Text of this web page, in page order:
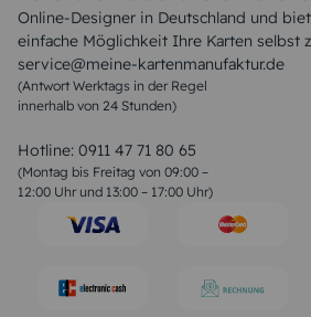
Online-Designer in Deutschland und
einfache Möglichkeit Ihre Karten selbst
service@meine-kartenmanufaktur.de
(Antwort Werktags in der Regel
innerhalb von 24 Stunden)
Hotline: 0911 47 71 80 65
(Montag bis Freitag von 09:00 –
12:00 Uhr und 13:00 – 17:00 Uhr)
Sommer Sprüche
Muttertagssprüche
Sprüche zur Hochzeit
Sprüche zur Konfirmation & Kommunion
Weihnachtsgedichte
Liebessprüche
Geburtstagssprüche
Trauersprüche
Konfirmation Glückwünsche